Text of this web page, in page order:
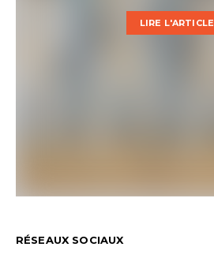
LIRE L'ARTICLE
RÉSEAUX SOCIAUX